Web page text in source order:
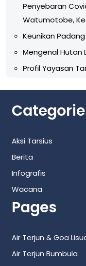
Penyebaran
Watumotobe,
Keunikan
Mengenal Hutan
Profil Yayasan
Aksi Tarsius
Berita
Infografis
Wacana
Pages
Air Terjun & Goa
Air Terjun Bumbula